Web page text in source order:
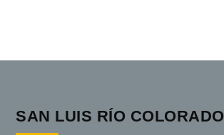
SAN LUIS RÍO COLORADO